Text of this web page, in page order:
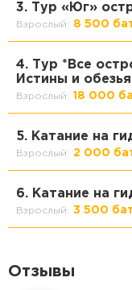
3. Тур «Юг»
Взрослый: 8 500
4. Тур *Все
Истины и
Взрослый: 18 000
5. Катание на
Взрослый: 2 000
6. Катание на
Взрослый: 3 500
Отзывы